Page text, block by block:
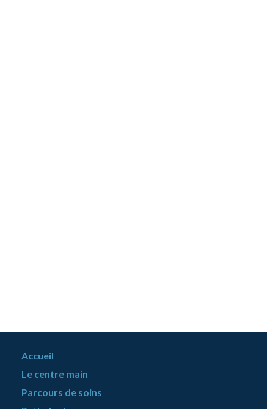
Accueil
Le centre main
Parcours de soins